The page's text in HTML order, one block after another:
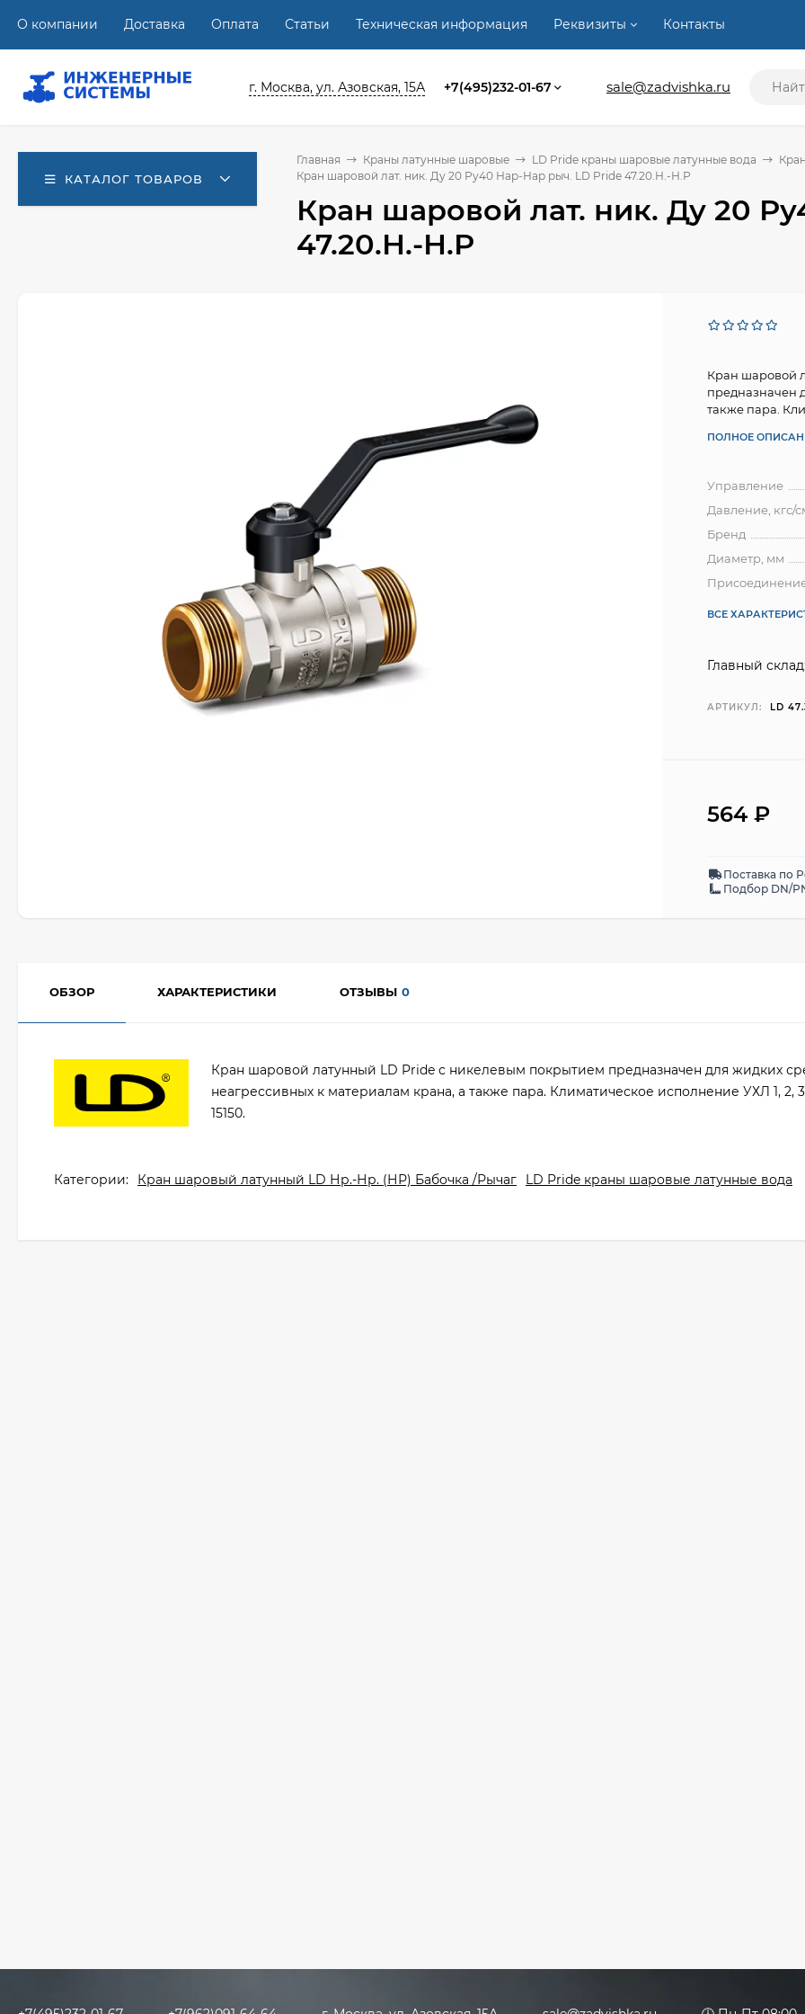
О компании Доставка Оплата Статьи Техническая информация Реквизиты Контакты
г. Москва, ул. Азовская, 15А +7(495)232-01-67 sale@zadvishka.ru
КАТАЛОГ ТОВАРОВ
Главная Краны латунные шаровые LD Pride краны шаровые латунные вода
Кран шаровой лат. ник. Ду 20 Ру40 Нар-Нар рыч. LD Pride 47.20.Н.-Н.Р
Кран шаровой лат. ник. Ду 20
47.20.Н.-Н.Р
Кран шаровой
предназначен
также пара.
ПОЛНОЕ
Управление
Давление, кгс/
Бренд
Диаметр, мм
ВСЕ
Главный
АРТИКУЛ: LD
564₽
Поставка по
Подбор DN/
ОБЗОР ХАРАКТЕРИСТИКИ ОТЗЫВЫ 0
Кран шаровой латунный LD Pride с никелевым покрытием предназначен для жидких
неагрессивных к материалам крана, а также пара. Климатическое исполнение УХЛ 1, 2,
15150.
Категории: Кран шаровый латунный LD Нр.-Нр. (НР) Бабочка /Рычаг LD Pride краны шаровые латунные вода